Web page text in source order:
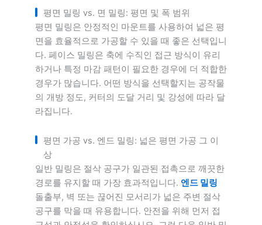
평면 밀링 vs. 면 밀링: 평면 및 폭 범위
평면 밀링은 안정적인 마운트를 사용하여 넓은 평
면을 효율적으로 가공할 수 있을 때 좋은 선택입니
다. 페이스 밀링은 축에 수직인 접근 방식이 유리
하거나 특정 마감 패턴이 필요한 경우에 더 적합한
경우가 많습니다. 어떤 방식을 선택할지는 공작물
의 개방 정도, 커터의 도달 거리 및 강성에 따라 달
라집니다.
평면 가공 vs. 엔드 밀링: 넓은 평면 가공 그 이
상
일반 밀링은 절삭 공구가 일관된 접촉으로 깨끗한
경로를 유지할 때 가장 효과적입니다. 엔드 밀링
돌출부, 벽 또는 끊어진 모서리가 넓은 주변 절삭
공구를 막을 때 유용합니다. 안전을 위해 먼저 접